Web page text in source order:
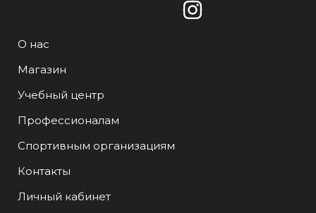
О нас
Магазин
Учебный центр
Профессионалам
Спортивным организациям
Контакты
Личный кабинет